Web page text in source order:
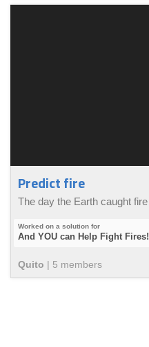
Predict fire
The day the Earth caught fire
And YOU can Help Fight Fires!
Quito | 5 members